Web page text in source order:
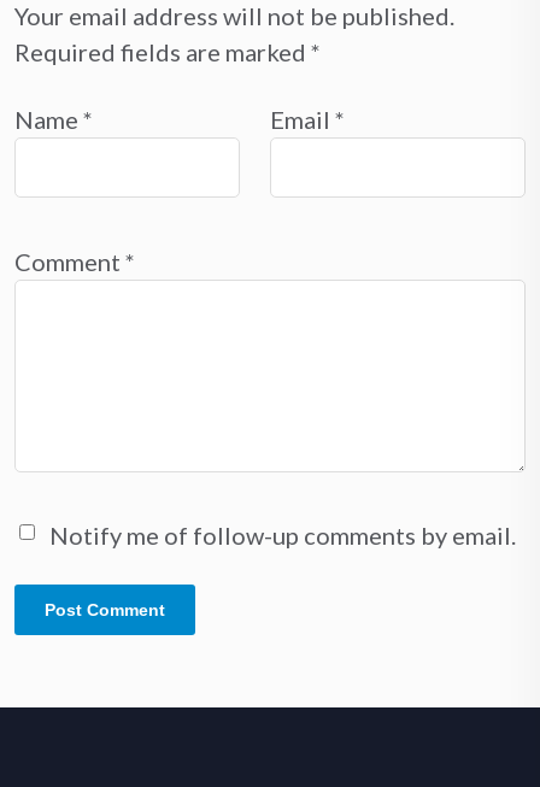
Your email address will not be published.
Required fields are marked *
Name * Email *
Comment *
Notify me of follow-up comments by email.